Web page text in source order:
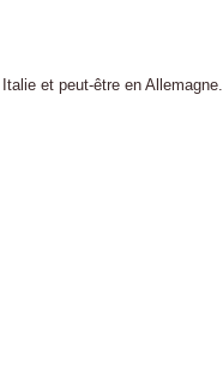
et peut-être en Allemagne.